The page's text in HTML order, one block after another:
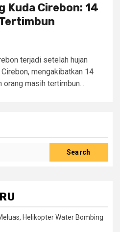
Kuda Cirebon: 14
terjadi setelah hujan
mengakibatkan 14
masih tertimbun...
Search
Helikopter Water Bombing